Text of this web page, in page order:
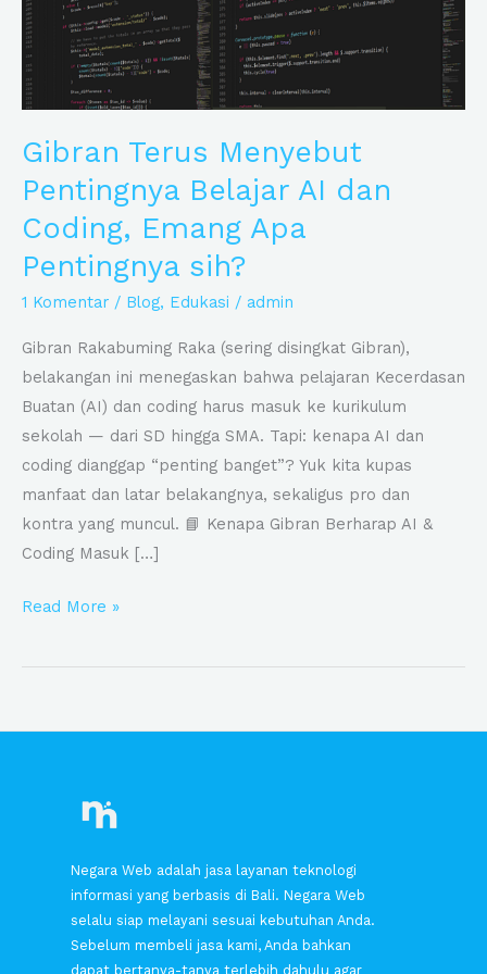
Gibran Terus Menyebut
Pentingnya Belajar AI dan
Coding, Emang Apa
Pentingnya sih?
1 Komentar / Blog, Edukasi / admin
Gibran Rakabuming Raka (sering disingkat Gibran),
belakangan ini menegaskan bahwa pelajaran Kecerdasan
Buatan (AI) dan coding harus masuk ke kurikulum
sekolah — dari SD hingga SMA. Tapi: kenapa AI dan
coding dianggap “penting banget”? Yuk kita kupas
manfaat dan latar belakangnya, sekaligus pro dan
kontra yang muncul. 📘 Kenapa Gibran Berharap AI &
Coding Masuk […]
AI
dan
Coding,
Emang
Apa
sih?
Read More »
Negara Web adalah jasa layanan teknologi
informasi yang berbasis di Bali. Negara Web
selalu siap melayani sesuai kebutuhan Anda.
Sebelum membeli jasa kami, Anda bahkan
dapat bertanya-tanya terlebih dahulu agar